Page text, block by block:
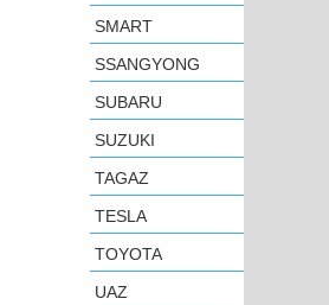
SMART
SSANGYONG
SUBARU
SUZUKI
TAGAZ
TESLA
TOYOTA
UAZ